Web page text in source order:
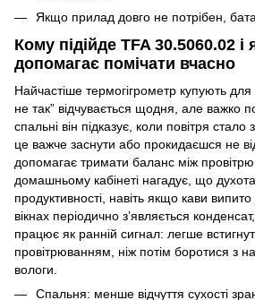
Якщо прилад довго не потрібен,
Кому підійде TFA 30.5060.02 і
допомагає помічати вчасно
Найчастіше термогігрометр купують для
не так” відчувається щодня, але важко
спальні він підказує, коли повітря
це важче заснути або прокидаєшся не
допомагає тримати баланс між
домашньому кабінеті нагадує, що
продуктивності, навіть якщо кави
вікнах періодично з’являється
працює як ранній сигнал: легше
провітрюванням, ніж потім боротися з
вологи.
Спальня: менше відчуття сухості